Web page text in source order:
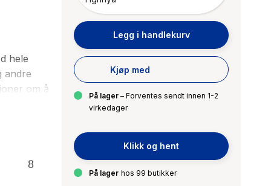
Legg i handlekurv
Kjøp med
På lager – Forventes sendt innen 1-2
virkedager
Klikk og hent
På lager hos 99 butikker
hele
andre
om å